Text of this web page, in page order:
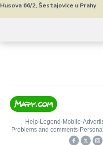
Husova 66/2, Šestajovice u Prahy